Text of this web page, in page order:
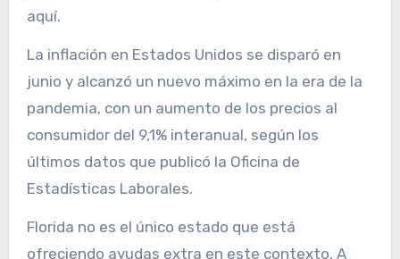
aquí.
La inflación en Estados Unidos se disparó en
junio y alcanzó un nuevo máximo en la era de la
pandemia, con un aumento de los precios al
consumidor del 9,1% interanual, según los
últimos datos que publicó la Oficina de
Estadísticas Laborales.
Florida no es el único estado que está
ofreciendo ayudas extra en este contexto. A